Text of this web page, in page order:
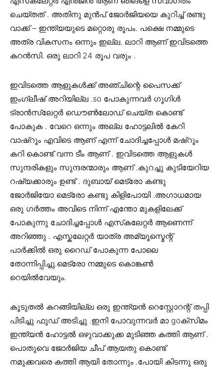
ചെയ്തത് . അതിനു മുൻപ് ജോർജിയയെ കുറിച്ച് രണ്ടു
വാക്ക് – ഇന്ത്യയുടെ മറ്റൊരു രൂപം. പക്ഷെ നമ്മുടെ
അത്ര വികസനം ഒന്നും ഇല്ല. ലാറി ആണ് ഇവിടത്തെ
കറൻസി. ഒരു ലാറി 24 രൂപ വരും .
ഇവിടത്തെ ആളുകൾക്ക് അഞ്ചിന്റെ പൈസക്ക്
ഇംഗ്ലീഷ് അറിയില്ല .so പോകുന്നവർ ഗൂഗിൾ
ട്രാൻസ്ലേറ്റർ ഡൌൺലോഡ് ചെയ്ത കൊണ്ട്
പോകുക . വേറെ ഒന്നും അല്ല ഹോട്ടലിൽ കേറി
വാഷ്‌റൂം എവിടെ ആണ് എന്ന് ചോദിച്ചപ്പോൾ മഷ്‌റൂം
കറി കൊണ്ട് വന്ന ടീം ആണ് . ഇവിടത്തെ ആളുകൾ
സുന്ദരികളും സുന്ദരന്മാരും ആണ് .കുറച്ചു കുടിയേറിയ
റഷ്യക്കാരും ഉണ്ട് . ദുബായ് മെട്രോ കണ്ടു
ജോർജിയോ മെട്രോ കണ്ടു കിളിപോയി .അഗാധമായ
ഒരു ഗർത്തം അവിടെ നിന്ന് എന്തോ മുകളിലേക്ക്
പോകുന്നു ചോദിച്ചപ്പോൾ എസ്‌കലേറ്റർ ആണെന്ന്
അറിഞ്ഞു . എസ്കലേറ്റർ യാത്ര അമ്യൂസ്മെന്റ്
പാർക്കിൽ ഒരു റൈഡ് പോകുന്ന പോലെ
തോന്നിപ്പിച്ചു.മെട്രോ നമ്മുടെ കൊങ്കൺ
റെയിൽവേയും.
കൂടുതൽ കറങ്ങിയില്ല ഒരു ഇന്ത്യൻ റെസ്റ്റോറന്റ് തപ്പി
പിടിച്ചു ഫുഡ് അടിച്ചു .ഇനി പോവുന്നവർ മാ goക്സിമം
ഇന്ത്യൻ ഹോട്ടൽ ഒഴുവാക്കുക്ക മുടിഞ്ഞ കത്തി ആണ് .
പൊതുവെ ജോർജിയ ചീപ് ആയതു കൊണ്ട്
നമുക്കവരെ കത്തി ആയി തോന്നും .പോയി കിടന്നു ഒരു